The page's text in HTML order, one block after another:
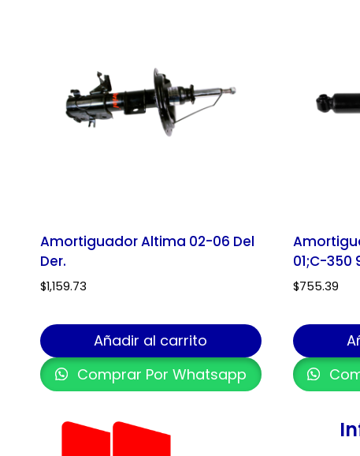
Amortiguador Altima 02-06 Del
Der.
$1,159.73
Añadir al carrito
Comprar Por Whatsapp
01;C-350
$755.39